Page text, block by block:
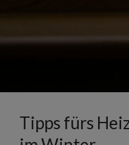
Tipps fürs